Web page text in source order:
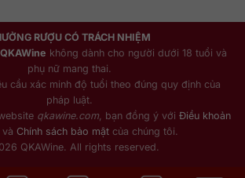
RƯỢU CÓ TRÁCH NHIỆM
QKAWine không dành cho người dưới 18 tuổi và
phụ nữ mang thai.
cầu xác minh độ tuổi theo đúng quy định của
pháp luật.
qkawine.com , bạn đồng ý với Điều khoản
và Chính sách bảo mậtcủa chúng tôi.
QKAWine. All rights reserved.